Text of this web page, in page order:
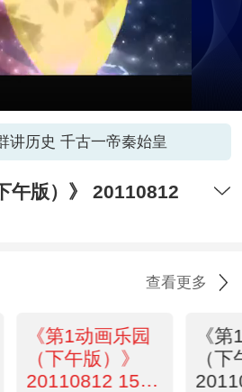
讲历史 千古一帝秦始皇
午版）》 20110812
查看更多
《第1动画乐园
（下午版）》
20110812 15：
《
（